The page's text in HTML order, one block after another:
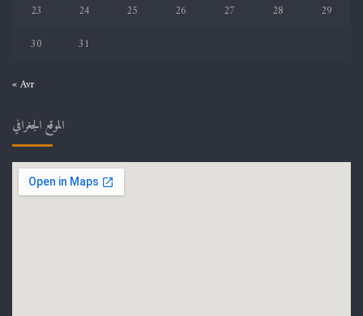
23
24 25 26 27 28
29
30
31
« Avr
الموقع الجغرافي